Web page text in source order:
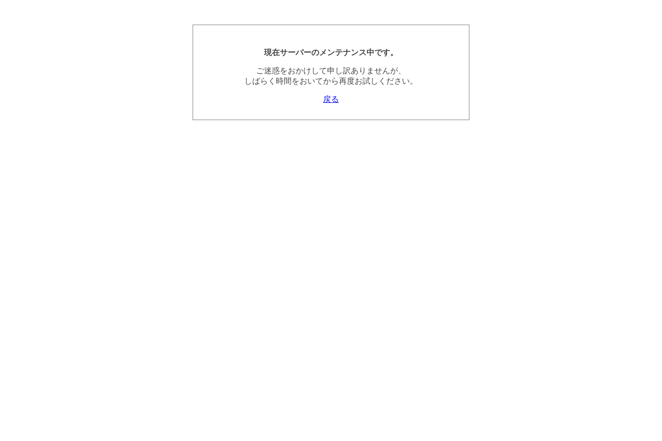
現在サーバーのメンテナンス中です。
ご迷惑をおかけして申し訳ありませんが、
しばらく時間をおいてから再度お試しください。
戻る